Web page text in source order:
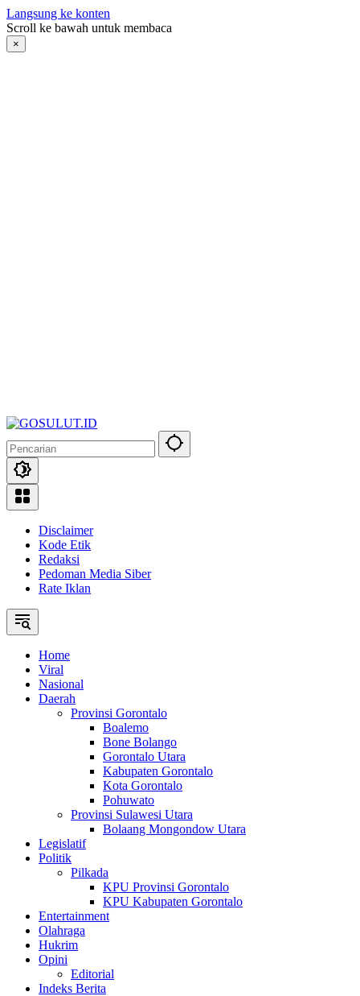
Langsung ke konten
Scroll ke bawah untuk membaca
×
Disclaimer
Kode Etik
Redaksi
Pedoman Media Siber
Rate Iklan
Home
Viral
Nasional
Daerah
Provinsi Gorontalo
Boalemo
Bone Bolango
Gorontalo Utara
Kabupaten Gorontalo
Kota Gorontalo
Pohuwato
Provinsi Sulawesi Utara
Bolaang Mongondow Utara
Legislatif
Politik
Pilkada
KPU Provinsi Gorontalo
KPU Kabupaten Gorontalo
Entertainment
Olahraga
Hukrim
Opini
Editorial
Indeks Berita